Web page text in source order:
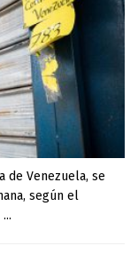
de Venezuela, se
según el